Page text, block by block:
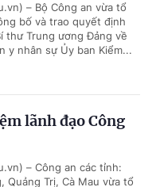
– Bộ Công an vừa tổ
bố và trao quyết định
thư Trung ương Đảng về
y nhân sự Ủy ban Kiểm...
lãnh đạo Công
– Công an các tỉnh:
Quảng Trị, Cà Mau vừa tổ